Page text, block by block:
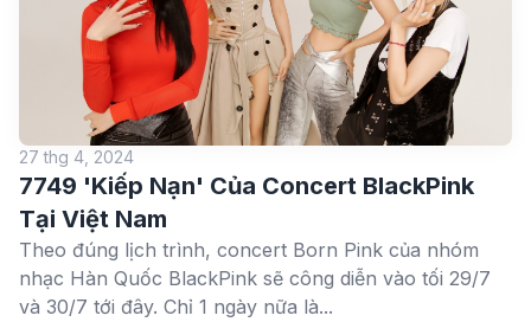
27 thg 4, 2024
7749 'Kiếp Nạn' Của Concert BlackPink
Tại Việt Nam
Theo đúng lịch trình, concert Born Pink của nhóm
nhạc Hàn Quốc BlackPink sẽ công diễn vào tối 29/7
và 30/7 tới đây. Chỉ 1 ngày nữa là...